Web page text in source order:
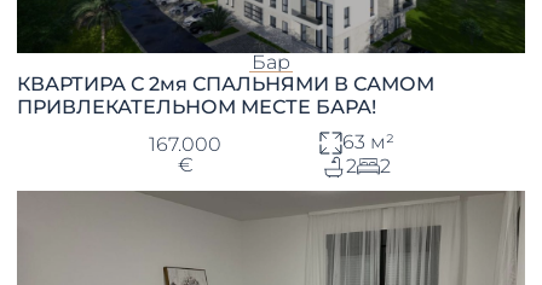
Бар
КВАРТИРА С 2мя СПАЛЬНЯМИ В САМОМ
ПРИВЛЕКАТЕЛЬНОМ МЕСТЕ БАРА!
167.000
€
63 м²
2
2